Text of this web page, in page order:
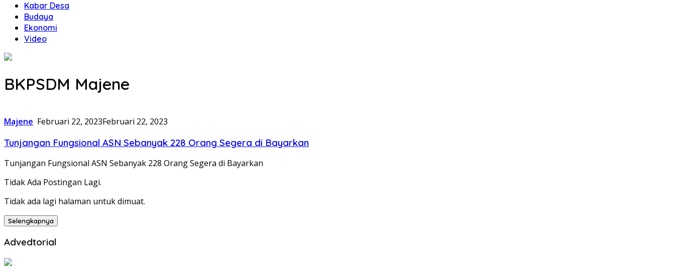
Kabar Desa
Budaya
Ekonomi
Video
BKPSDM Majene
Majene Februari 22, 2023Februari 22, 2023
Tunjangan Fungsional ASN Sebanyak 228 Orang Segera di Bayarkan
Tunjangan Fungsional ASN Sebanyak 228 Orang Segera di Bayarkan
Tidak Ada Postingan Lagi.
Tidak ada lagi halaman untuk dimuat.
Selengkapnya
Advedtorial